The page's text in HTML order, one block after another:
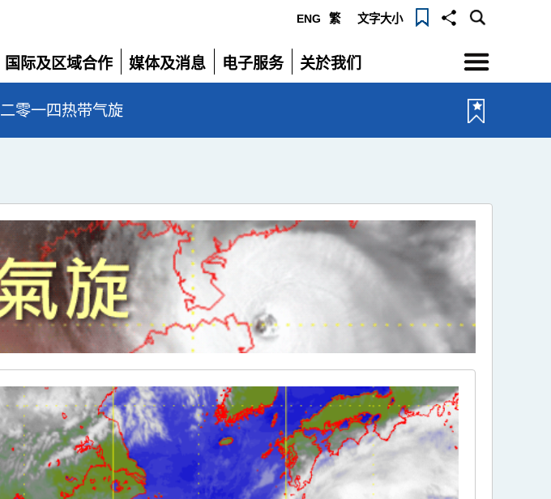
ENG 繁 文字大小
国际及区域合作
展
开
媒体及消息
展
电子服务
展
关於我们
展
选
单
二零一四热带气旋